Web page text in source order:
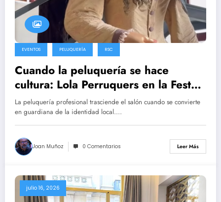
EVENTOS PELUQUERÍA RSC
Cuando la peluquería se hace
cultura: Lola Perruquers en la Festa
Major de Mataró
La peluquería profesional trasciende el salón cuando se convierte
en guardiana de la identidad local.…
Joan Muñoz 0 Comentarios Leer Más
julio 16, 2026